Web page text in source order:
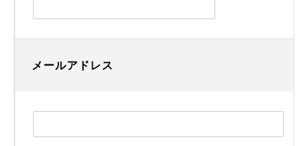
メールアドレス